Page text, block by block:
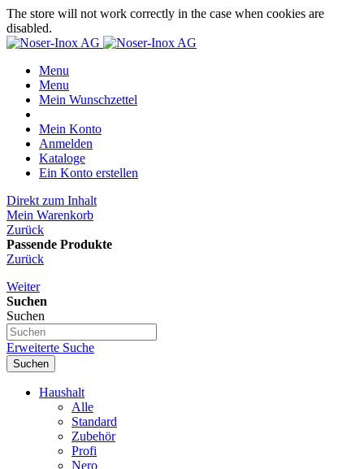
The store will not work correctly in the case when cookies are
disabled.
Menu
Menu
Mein Wunschzettel
Mein Konto
Anmelden
Kataloge
Ein Konto erstellen
Direkt zum Inhalt
Mein Warenkorb
Zurück
Passende Produkte
Zurück
Weiter
Suchen
Suchen
Erweiterte Suche
Suchen
Haushalt
Alle
Standard
Zubehör
Profi
Nero